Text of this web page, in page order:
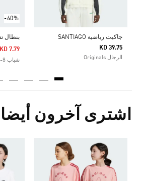
جاكيت رياضية SANTIAGO
KD 39.75
الرجال Originals
-60%
KD 7.79
شباب 8-16 سنوات كرة القدم
اشترى آخرون أيضا